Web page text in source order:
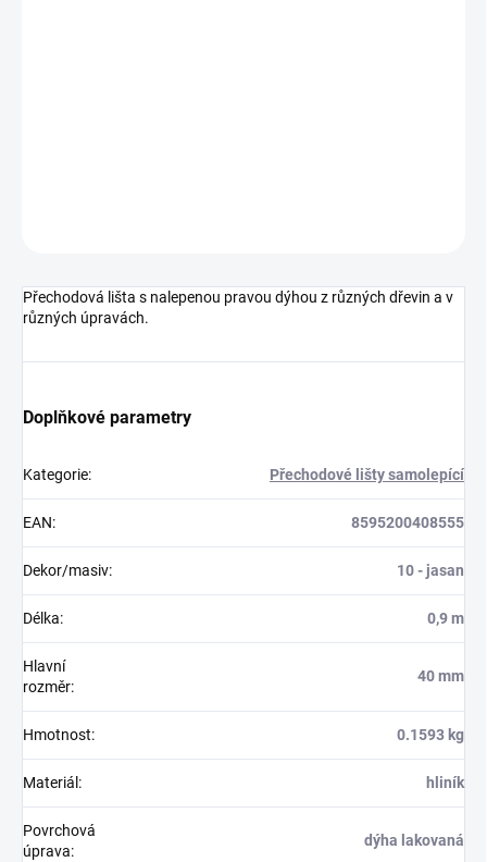
Přechodová lišta s nalepenou pravou dýhou z různých dřevin a v
různých úpravách.
Doplňkové parametry
Kategorie: Přechodové lišty samolepící
EAN: 8595200408555
Dekor/masiv: 10 - jasan
Délka: 0,9 m
Hlavní
rozměr:
40 mm
Hmotnost: 0.1593 kg
Materiál : hliník
Povrchová
úprava:
dýha lakovaná